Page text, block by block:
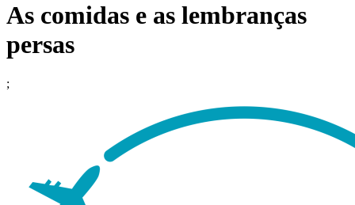
As comidas e as lembranças
persas
;